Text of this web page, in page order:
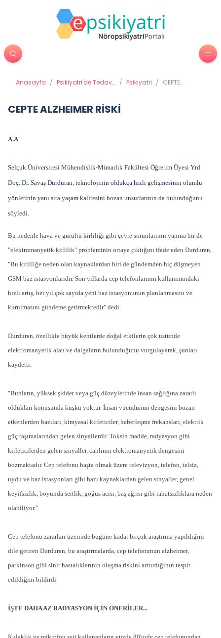
Anasayfa / Psikiyatri'de Tedavi
/ Psikiyatri / CEPTE
CEPTE ALZHEIMER RİSKİ
A.A
Selçuk Üniversitesi Mühendislik-Mimarlık Fakültesi Öğretim Üyesi Yrd.
Doç. Dr. Savaş Durduran, teknolojinin oldukça hızlı gelişmesinin olumlu
yönlerinin yanı sıra yaşam kalitesini bozan unsurlarının da bulunduğunu
söyledi.
Bu nedenle hava ve gürültü kirliliği gibi çevre sorunlarının yanına bir de
"elektromanyetik kirlilik" probleminin ortaya çıktığını ifade eden Durduran,
"Bu kirliliğe neden olan kaynaklardan biri de gündemden hiç düşmeyen
GSM baz istasyonlarıdır. Son yıllarda cep telefonlarının kullanımındaki
hızlı artış, her yıl çok sayıda yeni baz istasyonunun planlanmasını ve
kurulmasını gündeme getirmektedir" dedi.
Durduran, özellikle büyük kentlerde doğal etkilerin çok üstünde
elektromanyetik alan ve dalgaların bulunduğunu vurgulayarak, şunları
kaydetti:
"Bunların, yüksek şiddet veya güç düzeylerinde insan sağlığına zararlı
oldukları konusunda kuşku yoktur. İnsan vücudunun dengesini bozan
etkenlerden bazıları, kimyasal kirleticiler, haberleşme frekansları, elektrik
güç taşımalarından gelen sinyallerdir. Toksin madde, radyasyon gibi
kirleticilerden gelen sinyaller, canlının elektromanyetik dengesini
bozmaktadır. Cep telefonu başta olmak üzere televizyon, telefon, telsiz,
uydu ve baz istasyonları gibi bazı kaynaklardan gelen sinyaller, genel
keyifsizlik, boyunda sertlik, göğüs acısı, baş ağrısı gibi rahatsızlıklara neden
olabiliyor."
Cep telefonu zararları üzerinde bugüne kadar birçok araştırma yapıldığını
dile getiren Durduran, bu araştırmalarda, cep telefonunun alzheimer,
parkinson gibi sinir hastalıklarının oluşma riskini arttırdığının tespit
edildiğini bildirdi.
İŞTE DAHA AZ RADYASYON İÇİN ÖNERİLER...